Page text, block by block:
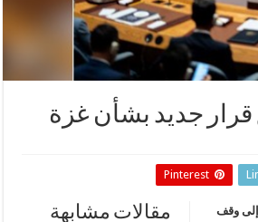
جديد بشأن غزة
Pinterest
مقالات مشابهة
وقف